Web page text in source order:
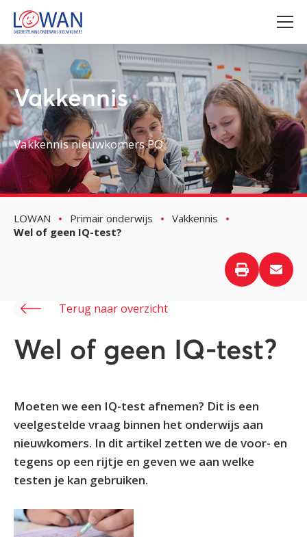
Vakkennis
Vakkennis nieuwkomers PO
LOWAN Primair onderwijs
Vakkennis
Wel of geen IQ-test?
Terug naar overzicht
Wel of geen IQ-test?
Moeten we een IQ-test afnemen? Dit is een
veelgestelde vraag binnen het onderwijs aan
nieuwkomers. In dit artikel zetten we de voor- en
tegens op een rijtje en geven we aan welke
testen je kan gebruiken.